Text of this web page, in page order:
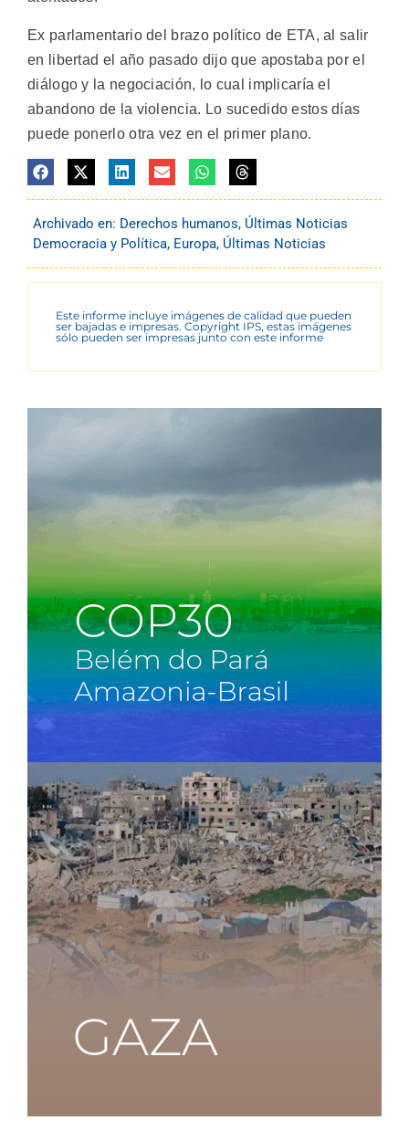
Ex parlamentario del brazo político de ETA, al salir
en libertad el año pasado dijo que apostaba por el
diálogo y la negociación, lo cual implicaría el
abandono de la violencia. Lo sucedido estos días
puede ponerlo otra vez en el primer plano.
Archivado en: Derechos humanos, Últimas Noticias
Democracia y Política, Europa, Últimas Noticias
Este informe incluye imágenes de calidad que pueden
ser bajadas e impresas. Copyright IPS, estas imágenes
sólo pueden ser impresas junto con este informe